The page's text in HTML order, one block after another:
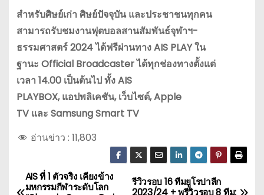
สำหรับศิษย์เก่า ศิษย์ปัจจุบัน และประชาชนทุกคน
สามารถรับชมงานฟุตบอลสานสัมพันธ์จุฬาฯ-
ธรรมศาสตร์ 2024 ได้ฟรีผ่านทาง AIS PLAY ใน
ฐานะ Official Broadcaster ได้ทุกช่องทางตั้งแต่
เวลา 14.00 เป็นต้นไป ทั้ง AIS
PLAYBOX, แอปพลิเคชัน, เว็บไซต์, Apple
TV และ Samsung Smart TV
อ่านข่าว : 11,803
แ
รีวิวรอบ 16 ทีมยูโรปาลีก
2023/24 + พรีวิวรอบ 8 ทีม:
AIS ที่ 1 ตัวจริง เคียงข้าง
มหกรรมกีฬาระดับโลก